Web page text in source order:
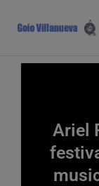
contenido
Ariel